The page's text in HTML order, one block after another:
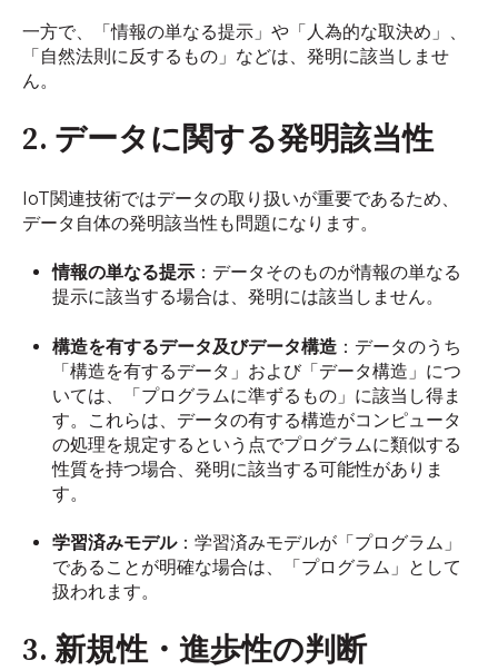
一方で、「情報の単なる提示」や「人為的な取決め」、
「自然法則に反するもの」などは、発明に該当しませ
ん。
2. データに関する発明該当性
IoT関連技術ではデータの取り扱いが重要であるため、
データ自体の発明該当性も問題になります。
情報の単なる提示 ：データそのものが情報の単なる
提示に該当する場合は、発明には該当しません。
構造を有するデータ及びデータ構造 ：データのうち
「構造を有するデータ」および「データ構造」につ
いては、「プログラムに準ずるもの」に該当し得ま
す。これらは、データの有する構造がコンピュータ
の処理を規定するという点でプログラムに類似する
性質を持つ場合、発明に該当する可能性がありま
す。
学習済みモデル：学習済みモデルが「プログラム」
であることが明確な場合は、「プログラム」として
扱われます。
3. 新規性・進歩性の判断